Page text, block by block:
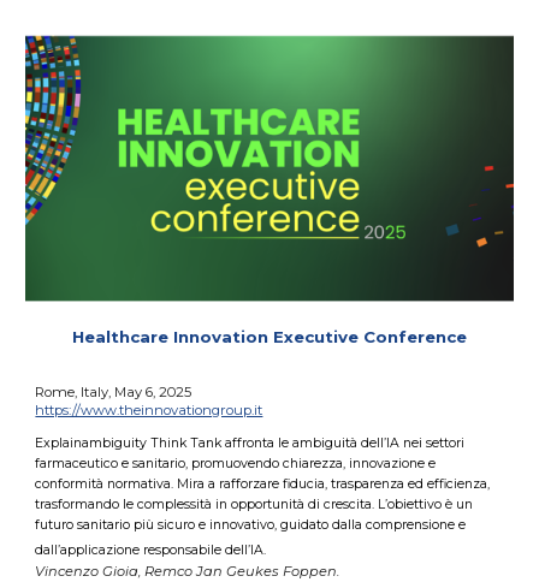
Healthcare Innovation Executive Conference
Rome, Italy, May6, 2025
https://www.theinnovationgroup.it
Explainambiguity Think Tank affronta le ambiguità dell’IA nei settori
farmaceutico e sanitario, promuovendo chiarezza, innovazione e
conformità normativa. Mira a rafforzare fiducia, trasparenza ed efficienza,
trasformando le complessità in opportunità di crescita. L’obiettivo è un
futuro sanitario più sicuro e innovativo, guidato dalla comprensione e
dall’applicazione responsabile dell’IA.
Vincenzo Gioia, Remco Jan Geukes Foppen.